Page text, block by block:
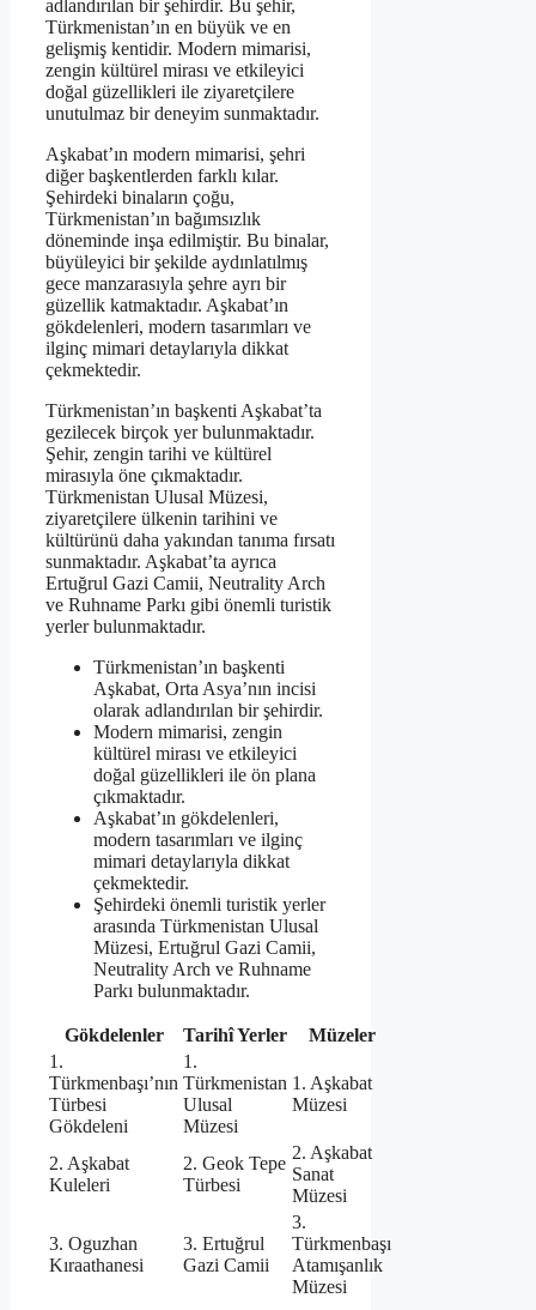
adlandırılan bir şehirdir. Bu şehir,
Türkmenistan’ın en büyük ve en
gelişmiş kentidir. Modern mimarisi,
zengin kültürel mirası ve etkileyici
doğal güzellikleri ile ziyaretçilere
unutulmaz bir deneyim sunmaktadır.
Aşkabat’ın modern mimarisi, şehri
diğer başkentlerden farklı kılar.
Şehirdeki binaların çoğu,
Türkmenistan’ın bağımsızlık
döneminde inşa edilmiştir. Bu binalar,
büyüleyici bir şekilde aydınlatılmış
gece manzarasıyla şehre ayrı bir
güzellik katmaktadır. Aşkabat’ın
gökdelenleri, modern tasarımları ve
ilginç mimari detaylarıyla dikkat
çekmektedir.
Türkmenistan’ın başkenti Aşkabat’ta
gezilecek birçok yer bulunmaktadır.
Şehir, zengin tarihi ve kültürel
mirasıyla öne çıkmaktadır.
Türkmenistan Ulusal Müzesi,
ziyaretçilere ülkenin tarihini ve
kültürünü daha yakından tanıma fırsatı
sunmaktadır. Aşkabat’ta ayrıca
Ertuğrul Gazi Camii, Neutrality Arch
ve Ruhname Parkı gibi önemli turistik
yerler bulunmaktadır.
Türkmenistan’ın başkenti
Aşkabat, Orta Asya’nın incisi
olarak adlandırılan bir şehirdir.
Modern mimarisi, zengin
kültürel mirası ve etkileyici
doğal güzellikleri ile ön plana
çıkmaktadır.
Aşkabat’ın gökdelenleri,
modern tasarımları ve ilginç
mimari detaylarıyla dikkat
çekmektedir.
Şehirdeki önemli turistik yerler
arasında Türkmenistan Ulusal
Müzesi, Ertuğrul Gazi Camii,
Neutrality Arch ve Ruhname
Parkı bulunmaktadır.
Gökdelenler Tarihî Yerler
Müzeler
1.
Türkmenbaşı’nın
Türbesi
Gökdeleni
1.
Türkmenistan
Ulusal
Müzesi
1. Aşkabat
Müzesi
2. Aşkabat
Kuleleri
2. Geok Tepe
Türbesi
2. Aşkabat
Sanat
Müzesi
3. Oguzhan
Kıraathanesi
3. Ertuğrul
Gazi Camii
3.
Türkmenbaşı
Atamışanlık
Müzesi